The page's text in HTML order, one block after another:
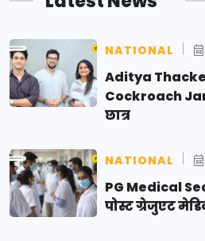
NATIONAL
Aditya
Cockroach
छात्र
NATIONAL
PG Medical
पोस्ट ग्रेजुएट